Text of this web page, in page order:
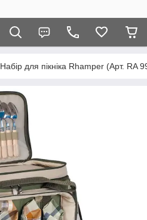
Набір для пікніка Rhamper (Арт. RA